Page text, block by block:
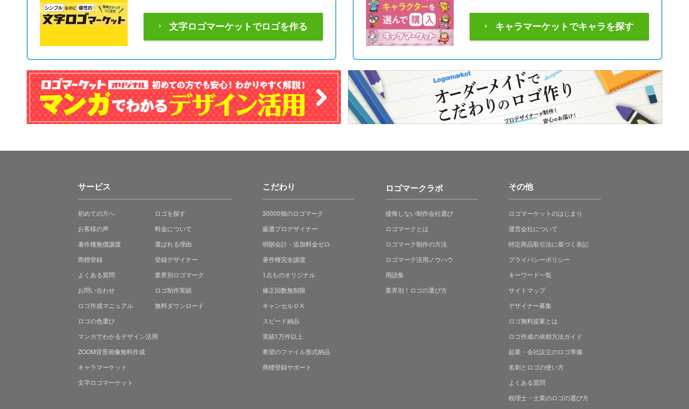
文字ロゴマーケットでロゴを作る キャラマーケットでキャラを探す
サービス
初めての方へ
ロゴを探す
お客様の声
料金について
著作権無償譲渡
選ばれる理由
商標登録
登録デザイナー
よくある質問
業界別ロゴマーク
お問い合わせ
ロゴ制作実績
ロゴ作成マニュアル
無料ダウンロード
ロゴの色選び
マンガでわかるデザイン活用
ZOOM背景画像無料作成
キャラマーケット
文字ロゴマーケット
こだわり
30000個のロゴマーク
厳選プロデザイナー
明朗会計・追加料金ゼロ
著作権完全譲渡
1点ものオリジナル
修正回数無制限
キャンセルＯＫ
スピード納品
実績1万件以上
希望のファイル形式納品
商標登録サポート
ロゴマークラボ
後悔しない制作会社選び
ロゴマークとは
ロゴマーク制作の方法
ロゴマーク活用ノウハウ
用語集
業界別！ロゴの選び方
その他
ロゴマーケットのはじまり
運営会社について
特定商品取引法に基づく表記
プライバシーポリシー
キーワード一覧
サイトマップ
デザイナー募集
ロゴ無料提案とは
ロゴ作成の依頼方法ガイド
起業・会社設立のロゴ準備
名刺とロゴの使い方
よくある質問
税理士・士業のロゴの選び方